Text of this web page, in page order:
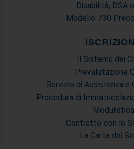
Disabilità, DSA
Modello 730
Il Sistema dei
Prevalutazione
Servizio di Assistenza e
Procedura di
Modulistica
Contratto con lo
La Carta dei